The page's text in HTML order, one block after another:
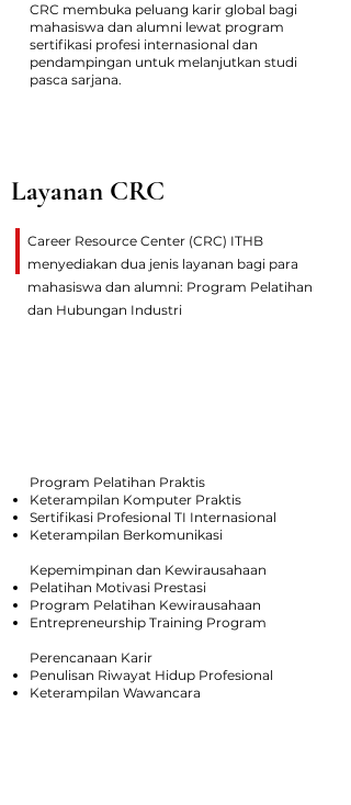
CRC membuka peluang karir global bagi
mahasiswa dan alumni lewat program
sertifikasi profesi internasional dan
pendampingan untuk melanjutkan studi
pasca sarjana.
Layanan CRC
Career Resource Center (CRC) ITHB
menyediakan dua jenis layanan bagi para
mahasiswa dan alumni: Program Pelatihan
dan Hubungan Industri
Program Pelatihan Praktis
Keterampilan Komputer Praktis
Sertifikasi Profesional TI Internasional
Keterampilan Berkomunikasi
Kepemimpinan dan Kewirausahaan
Pelatihan Motivasi Prestasi
Program Pelatihan Kewirausahaan
Entrepreneurship Training Program
Perencanaan Karir
Penulisan Riwayat Hidup Profesional
Keterampilan Wawancara